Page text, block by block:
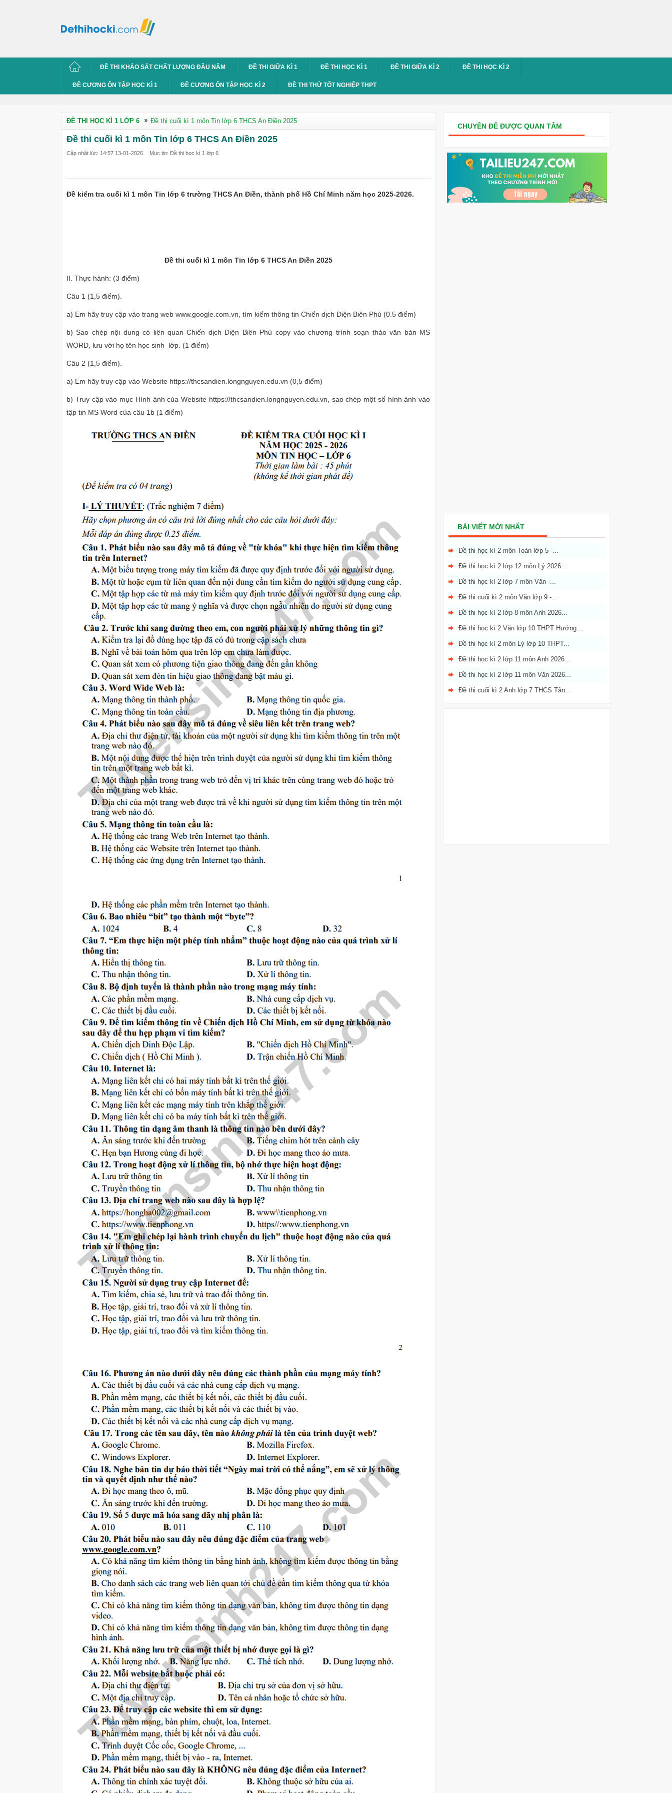
ĐỀ THI KHẢO SÁT CHẤT LƯỢNG ĐẦU NĂM ĐỀ THI GIỮA KÌ 1 ĐỀ THI HỌC KÌ 1 ĐỀ THI GIỮA KÌ 2 ĐỀ THI HỌC KÌ 2
ĐỀ CƯƠNG ÔN TẬP HỌC KÌ 1 ĐỀ CƯƠNG ÔN TẬP HỌC KÌ 2 ĐỀ THI THỬ TỐT NGHIỆP THPT
ĐỀ THI HỌC KÌ 1 LỚP 6 Đề thi cuối kì 1 môn Tin lớp 6 THCS An Điền 2025
Đề thi cuối kì 1 môn Tin lớp 6 THCS An Điền 2025
Cập nhật lúc: 14:57 13-01-2026 Mục tin: Đề thi học kì 1 lớp 6
Đề kiểm tra cuối kì 1 môn Tin lớp 6 trường THCS An Điền, thành phố Hồ Chí Minh năm học 2025-2026.
Đề thi cuối kì 1 môn Tin lớp 6 THCS An Điền 2025
II. Thực hành: (3 điểm)
Câu 1 (1,5 điểm).
a) Em hãy truy cập vào trang web www.google.com.vn, tìm kiếm thông tin Chiến dịch Điện Biên Phủ (0.5 điểm)
b) Sao chép nội dung có liên quan Chiến dịch Điện Biên Phủ copy vào chương trình soạn thảo văn bản MS
WORD, lưu với họ tên học sinh_lớp. (1 điểm)
Câu 2 (1,5 điểm).
a) Em hãy truy cập vào Website https://thcsandien.longnguyen.edu.vn (0,5 điểm)
b) Truy cập vào mục Hình ảnh của Website https://thcsandien.longnguyen.edu.vn, sao chép một số hình ảnh vào
tập tin MS Word của câu 1b (1 điểm)
CHUYÊN ĐỀ ĐƯỢC QUAN TÂM
BÀI VIẾT MỚI NHẤT
Đề thi học kì 2 môn Toán lớp 5 -...
Đề thi học kì 2 lớp 12 môn Lý 2026...
Đề thi học kì 2 lớp 7 môn Văn -...
Đề thi cuối kì 2 môn Văn lớp 9 -...
Đề thi học kì 2 lớp 8 môn Anh 2026...
Đề thi học kì 2 Văn lớp 10 THPT Hướng...
Đề thi học kì 2 môn Lý lớp 10 THPT...
Đề thi học kì 2 lớp 11 môn Anh 2026...
Đề thi học kì 2 lớp 11 môn Văn 2026...
Đề thi cuối kì 2 Anh lớp 7 THCS Tân...